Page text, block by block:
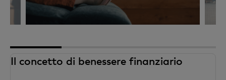
1
Il concetto di benessere finanziario